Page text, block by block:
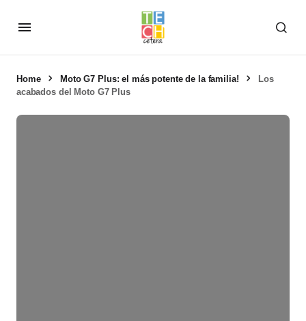
Home Moto G7 Plus: el más potente de la familia!
Los
acabados del Moto G7 Plus